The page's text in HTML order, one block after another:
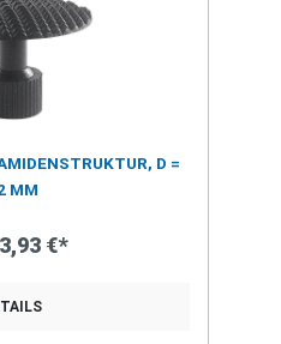
D =
MM
3,93 €*